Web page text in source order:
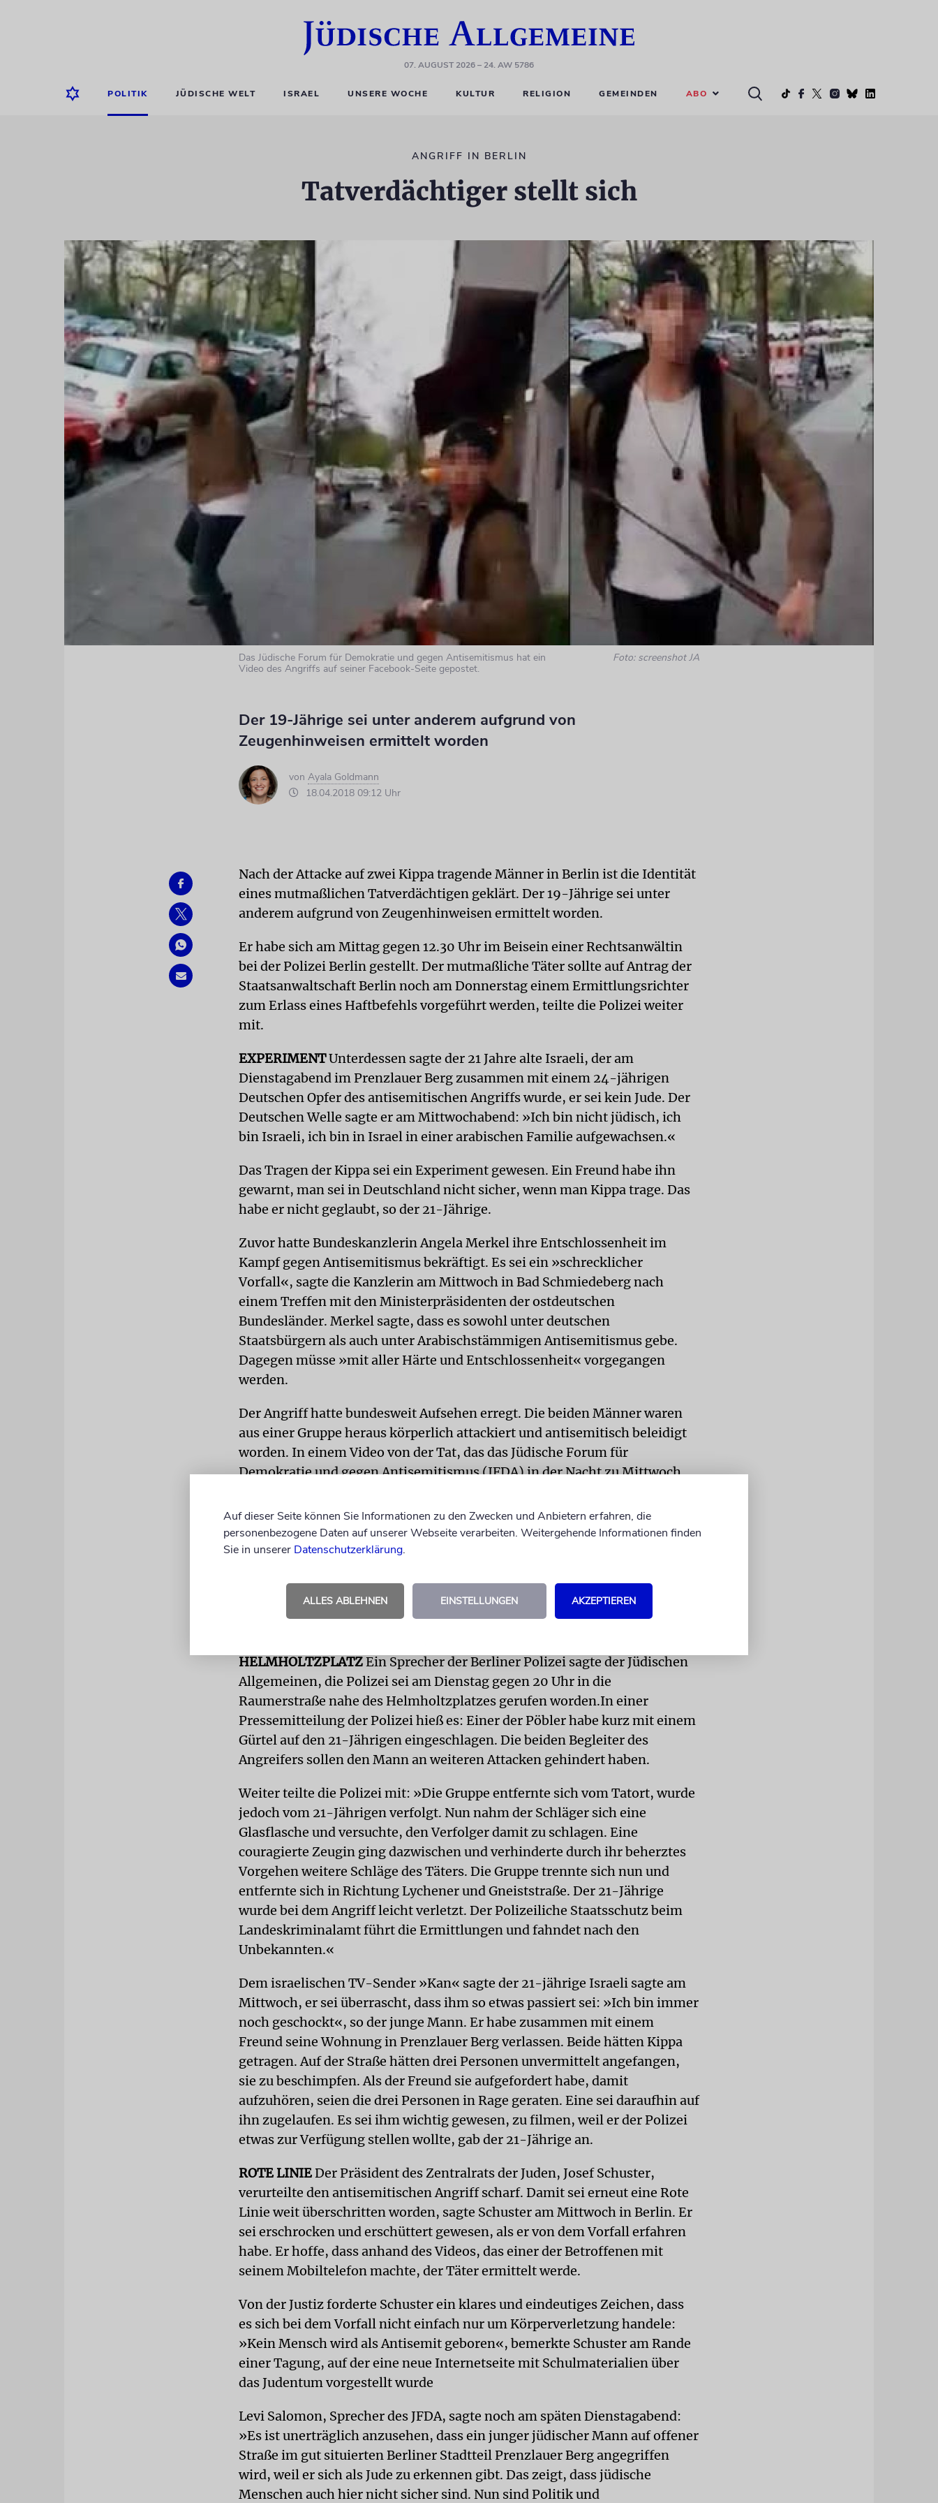
07. AUGUST 2026– 24. AW 5786
POLITIK JÜDISCHE WELT ISRAEL UNSERE WOCHE KULTUR RELIGION GEMEINDEN ABO
ANGRIFF IN BERLIN
Tatverdächtiger stellt sich
Das Jüdische Forum für Demokratie und gegen Antisemitismus hat ein
Video des Angriffs auf seiner Facebook-Seite gepostet.
Foto: screenshot JA
Der 19-Jährige sei unter anderem aufgrund von
Zeugenhinweisen ermittelt worden
von Ayala Goldmann
18.04.2018 09:12 Uhr
Nach der Attacke auf zwei Kippa tragende Männer in Berlin ist die Identität
eines mutmaßlichen Tatverdächtigen geklärt. Der 19-Jährige sei unter
anderem aufgrund von Zeugenhinweisen ermittelt worden.
Er habe sich am Mittag gegen 12.30 Uhr im Beisein einer Rechtsanwältin
bei der Polizei Berlin gestellt. Der mutmaßliche Täter sollte auf Antrag der
Staatsanwaltschaft Berlin noch am Donnerstag einem Ermittlungsrichter
zum Erlass eines Haftbefehls vorgeführt werden, teilte die Polizei weiter
mit.
EXPERIMENTUnterdessen sagte der 21 Jahre alte Israeli, der am
Dienstagabend im Prenzlauer Berg zusammen mit einem 24-jährigen
Deutschen Opfer des antisemitischen Angriffs wurde, er sei kein Jude. Der
Deutschen Welle sagte er am Mittwochabend: »Ich bin nicht jüdisch, ich
bin Israeli, ich bin in Israel in einer arabischen Familie aufgewachsen.«
Das Tragen der Kippa sei ein Experiment gewesen. Ein Freund habe ihn
gewarnt, man sei in Deutschland nicht sicher, wenn man Kippa trage. Das
habe er nicht geglaubt, so der 21-Jährige.
Zuvor hatte Bundeskanzlerin Angela Merkel ihre Entschlossenheit im
Kampf gegen Antisemitismus bekräftigt. Es sei ein »schrecklicher
Vorfall«, sagte die Kanzlerin am Mittwoch in Bad Schmiedeberg nach
einem Treffen mit den Ministerpräsidenten der ostdeutschen
Bundesländer. Merkel sagte, dass es sowohl unter deutschen
Staatsbürgern als auch unter Arabischstämmigen Antisemitismus gebe.
Dagegen müsse »mit aller Härte und Entschlossenheit« vorgegangen
werden.
Der Angriff hatte bundesweit Aufsehen erregt. Die beiden Männer waren
aus einer Gruppe heraus körperlich attackiert und antisemitisch beleidigt
worden. In einem Video von der Tat, das das Jüdische Forum für
Demokratie und gegen Antisemitismus (JFDA) in der Nacht zu Mittwoch
eines der Opfer eindrischt und ihn als »Jahudi« (arabisch für »Jude«)
bezeichnet, ehe ein anderer Mann ihn wegzieht. Das verwackelte Video
wurde mit dem Handy von einem der Opfer, einem 21 Jahre alten Israeli,
nachruft: »Jude oder nicht Jude – du musst damit klarkommen!« Wie die
Bild-Zeitung am Donnerstagnachmittag berichtete, soll sich der Angreifer
HELMHOLTZPLATZEin Sprecher der Berliner Polizei sagte der Jüdischen
Allgemeinen, die Polizei sei am Dienstag gegen 20 Uhr in die
Raumerstraße nahe des Helmholtzplatzes gerufen worden.In einer
Pressemitteilung der Polizei hieß es: Einer der Pöbler habe kurz mit einem
Gürtel auf den 21-Jährigen eingeschlagen. Die beiden Begleiter des
Angreifers sollen den Mann an weiteren Attacken gehindert haben.
Weiter teilte die Polizei mit: »Die Gruppe entfernte sich vom Tatort, wurde
jedoch vom 21-Jährigen verfolgt. Nun nahm der Schläger sich eine
Glasflasche und versuchte, den Verfolger damit zu schlagen. Eine
couragierte Zeugin ging dazwischen und verhinderte durch ihr beherztes
Vorgehen weitere Schläge des Täters. Die Gruppe trennte sich nun und
entfernte sich in Richtung Lychener und Gneiststraße. Der 21-Jährige
wurde bei dem Angriff leicht verletzt. Der Polizeiliche Staatsschutz beim
Landeskriminalamt führt die Ermittlungen und fahndet nach den
Unbekannten.«
Dem israelischen TV-Sender »Kan« sagte der 21-jährige Israeli sagte am
Mittwoch, er sei überrascht, dass ihm so etwas passiert sei: »Ich bin immer
noch geschockt«, so der junge Mann. Er habe zusammen mit einem
Freund seine Wohnung in Prenzlauer Berg verlassen. Beide hätten Kippa
getragen. Auf der Straße hätten drei Personen unvermittelt angefangen,
sie zu beschimpfen. Als der Freund sie aufgefordert habe, damit
aufzuhören, seien die drei Personen in Rage geraten. Eine sei daraufhin auf
ihn zugelaufen. Es sei ihm wichtig gewesen, zu filmen, weil er der Polizei
etwas zur Verfügung stellen wollte, gab der 21-Jährige an.
ROTE LINIEDer Präsident des Zentralrats der Juden, Josef Schuster,
verurteilte den antisemitischen Angriff scharf. Damit sei erneut eine Rote
Linie weit überschritten worden, sagte Schuster am Mittwoch in Berlin. Er
sei erschrocken und erschüttert gewesen, als er von dem Vorfall erfahren
habe. Er hoffe, dass anhand des Videos, das einer der Betroffenen mit
seinem Mobiltelefon machte, der Täter ermittelt werde.
Von der Justiz forderte Schuster ein klares und eindeutiges Zeichen, dass
es sich bei dem Vorfall nicht einfach nur um Körperverletzung handele:
»Kein Mensch wird als Antisemit geboren«, bemerkte Schuster am Rande
einer Tagung, auf der eine neue Internetseite mit Schulmaterialien über
das Judentum vorgestellt wurde
Levi Salomon, Sprecher des JFDA, sagte noch am späten Dienstagabend:
»Es ist unerträglich anzusehen, dass ein junger jüdischer Mann auf offener
Straße im gut situierten Berliner Stadtteil Prenzlauer Berg angegriffen
wird, weil er sich als Jude zu erkennen gibt. Das zeigt, dass jüdische
Menschen auch hier nicht sicher sind. Nun sind Politik und
Auf dieser Seite können Sie Informationen zu den Zwecken und Anbietern erfahren, die
personenbezogene Daten auf unserer Webseite verarbeiten. Weitergehende Informationen finden
Sie in unserer Datenschutzerklärung.
ALLES ABLEHNEN EINSTELLUNGEN AKZEPTIEREN